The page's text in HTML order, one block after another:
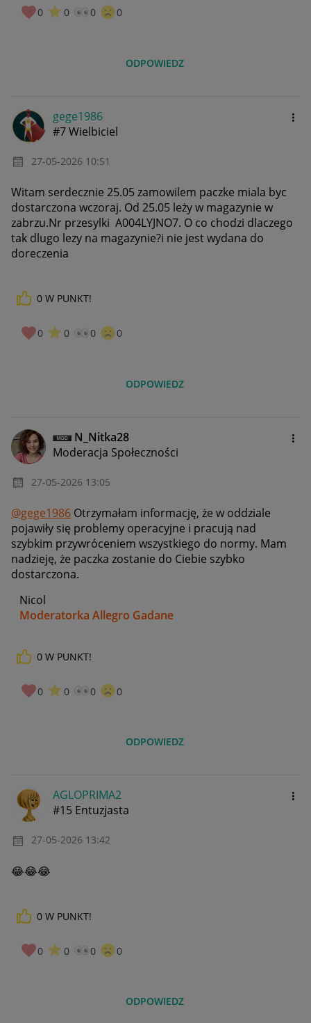
0 0 0 0
ODPOWIEDZ
gege1986
#7 Wielbiciel
‎27-05-2026 10:51
Witam serdecznie 25.05 zamowilem paczke miala byc
dostarczona wczoraj. Od 25.05 leży w magazynie w
zabrzu.Nr przesylki A004LYJNO7. O co chodzi dlaczego
tak dlugo lezy na magazynie?i nie jest wydana do
doreczenia
0 W PUNKT!
0 0 0 0
ODPOWIEDZ
N_Nitka28
Moderacja Społeczności
‎27-05-2026 13:05
@gege1986 Otrzymałam informację, że w oddziale
pojawiły się problemy operacyjne i pracują nad
szybkim przywróceniem wszystkiego do normy. Mam
nadzieję, że paczka zostanie do Ciebie szybko
dostarczona.
Nicol
Moderatorka Allegro Gadane
0 W PUNKT!
0 0 0 0
ODPOWIEDZ
AGLOPRIMA2
#15 Entuzjasta
‎27-05-2026 13:42
😂😂😂
0 W PUNKT!
0 0 0 0
ODPOWIEDZ